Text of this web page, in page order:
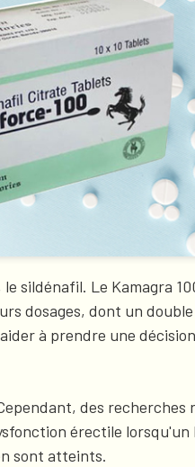
sildénafil. Le Kamagra
dosages, dont un double
à prendre une
des recherches
érectile lorsqu'un
sont atteints.